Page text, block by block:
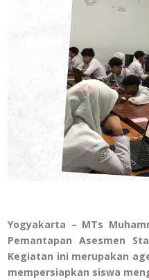
Yogyakarta – MTs
Pemantapan Asesmen
Kegiatan ini merupakan
mempersiapkan siswa